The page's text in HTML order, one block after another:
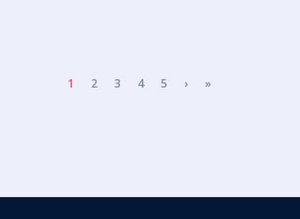
1 2 3 4 5 ›Next page
»Last page